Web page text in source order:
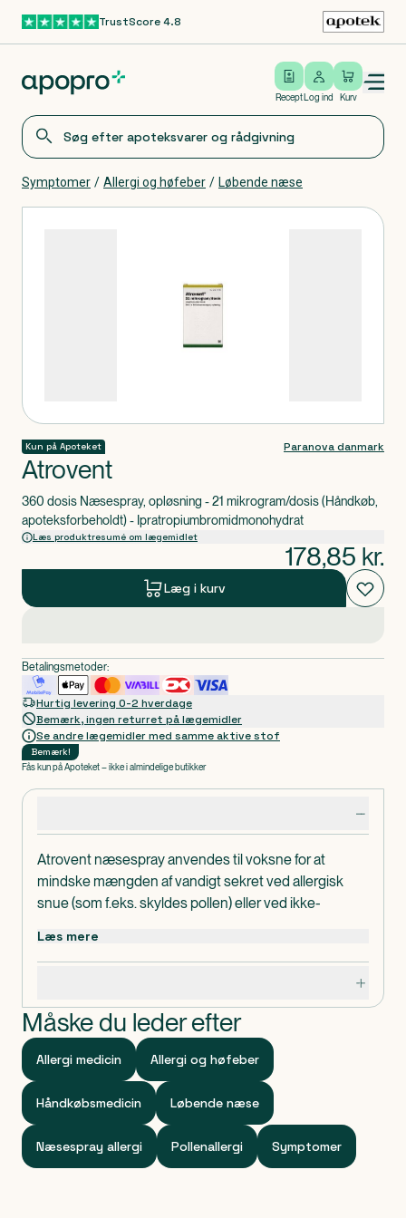
Gå til hovedindholdTrustScore 4.8
Recept
Log ind
Log ind Kurv
Open/close menu
Symptomer / Allergi og høfeber / Løbende næse
Atrovent næsespray anvendes til voksne for at
mindske mængden af vandigt sekret ved allergisk
snue (som f.eks. skyldes pollen) eller ved ikke-
temperaturforandringer eller lokalirritation)
Atrovent næsespray virker ved at hæmmer
Atrovent næsespray begynder at virke inden for 15
minutter.
Atrovent næsespray bør ikke gives til børn under 18 år
uden lægens anvisning.
I pakningerne med medicin findes en
patientvejledning, som du altid bør læse grundigt,
inden du tager medicinen. Hvis du er i tvivl, om du må
bruge medicinen, bør du kontakte egen læge.
Læs mere
Måske du leder efter
Allergi medicin Allergi og høfeber
Håndkøbsmedicin Løbende næse
Næsespray allergi Pollenallergi Symptomer
Kun på Apoteket Paranova danmark
Atrovent
360 dosis Næsespray, opløsning - 21 mikrogram/dosis (Håndkøb,
apoteksforbeholdt) - Ipratropiumbromidmonohydrat
Læs produktresumé om lægemidlet
178,85 kr.
Læg i kurv
Betalingsmetoder:
Hurtig levering 0-2 hverdage
Bemærk, ingen returret på lægemidler
Se andre lægemidler med samme aktive stof
Bemærk!
Fås kun på Apoteket – ikke i almindelige butikker